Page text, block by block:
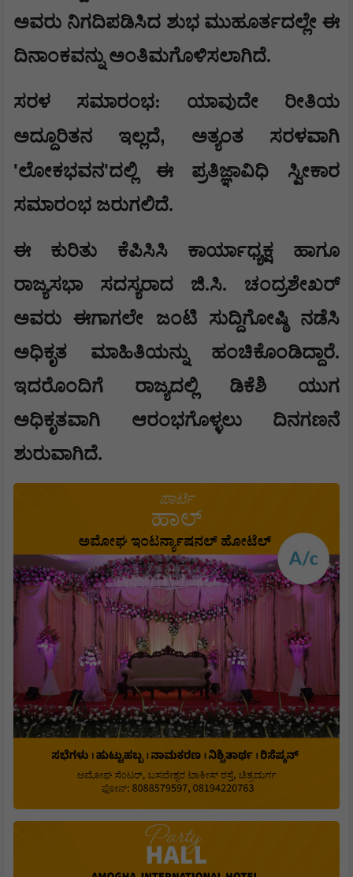
ಅವರು ನಿಗದಿಪಡಿಸಿದ ಶುಭ ಮುಹೂರ್ತದಲ್ಲೇ ಈ
ದಿನಾಂಕವನ್ನು ಅಂತಿಮಗೊಳಿಸಲಾಗಿದೆ.
ಸರಳ ಸಮಾರಂಭ: ಯಾವುದೇ ರೀತಿಯ
ಅದ್ದೂರಿತನ ಇಲ್ಲದೆ, ಅತ್ಯಂತ ಸರಳವಾಗಿ
'ಲೋಕಭವನ'ದಲ್ಲಿ ಈ ಪ್ರತಿಜ್ಞಾವಿಧಿ ಸ್ವೀಕಾರ
ಸಮಾರಂಭ ಜರುಗಲಿದೆ.
ಈ ಕುರಿತು ಕೆಪಿಸಿಸಿ ಕಾರ್ಯಾಧ್ಯಕ್ಷ ಹಾಗೂ
ರಾಜ್ಯಸಭಾ ಸದಸ್ಯರಾದ ಜಿ.ಸಿ. ಚಂದ್ರಶೇಖರ್
ಅವರು ಈಗಾಗಲೇ ಜಂಟಿ ಸುದ್ದಿಗೋಷ್ಠಿ ನಡೆಸಿ
ಅಧಿಕೃತ ಮಾಹಿತಿಯನ್ನು ಹಂಚಿಕೊಂಡಿದ್ದಾರೆ.
ಇದರೊಂದಿಗೆ ರಾಜ್ಯದಲ್ಲಿ ಡಿಕೆಶಿ ಯುಗ
ಅಧಿಕೃತವಾಗಿ ಆರಂಭಗೊಳ್ಳಲು ದಿನಗಣನೆ
ಶುರುವಾಗಿದೆ.